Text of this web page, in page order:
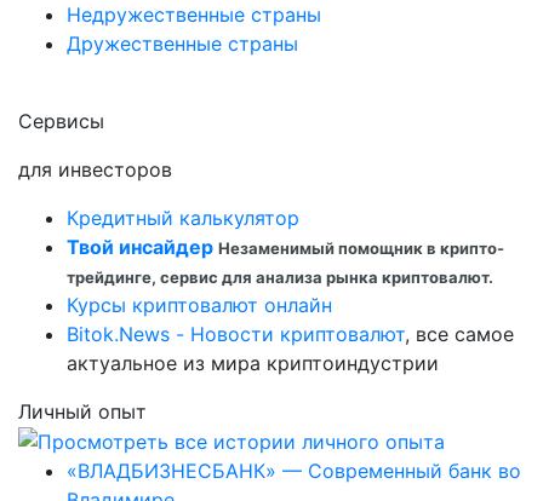
Недружественные страны
Дружественные страны
Сервисы
для инвесторов
Кредитный калькулятор
Твой инсайдер Незаменимый помощник в крипто-
трейдинге, сервис для анализа рынка криптовалют.
Курсы криптовалют онлайн
Bitok.News - Новости криптовалют, все самое
актуальное из мира криптоиндустрии
Личный опыт
«ВЛАДБИЗНЕСБАНК» — Современный банк во